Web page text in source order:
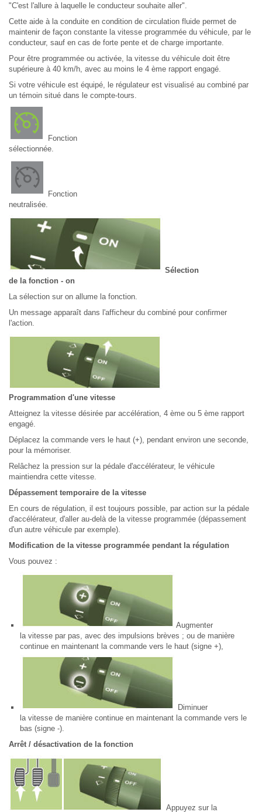
"C'est l'allure à laquelle le conducteur souhaite aller".
Cette aide à la conduite en condition de circulation fluide permet de
maintenir de façon constante la vitesse programmée du véhicule, par le
conducteur, sauf en cas de forte pente et de charge importante.
Pour être programmée ou activée, la vitesse du véhicule doit être
supérieure à 40 km/h, avec au moins le 4 ème rapport engagé.
Si votre véhicule est équipé, le régulateur est visualisé au combiné par
un témoin situé dans le compte-tours.
Fonction
sélectionnée.
Fonction
neutralisée.
Sélection
de la fonction - on
La sélection sur on allume la fonction.
Un message apparaît dans l'afficheur du combiné pour confirmer
l'action.
Programmation d'une vitesse
Atteignez la vitesse désirée par accélération, 4 ème ou 5 ème rapport
engagé.
Déplacez la commande vers le haut (+), pendant environ une seconde,
pour la mémoriser.
Relâchez la pression sur la pédale d'accélérateur, le véhicule
maintiendra cette vitesse.
Dépassement temporaire de la vitesse
En cours de régulation, il est toujours possible, par action sur la pédale
d'accélérateur, d'aller au-delà de la vitesse programmée (dépassement
d'un autre véhicule par exemple).
Modification de la vitesse programmée pendant la régulation
Vous pouvez :
Augmenter
la vitesse par pas, avec des impulsions brèves ; ou de manière
continue en maintenant la commande vers le haut (signe +),
Diminuer
la vitesse de manière continue en maintenant la commande vers le
bas (signe -).
Arrêt / désactivation de la fonction
Appuyez sur la